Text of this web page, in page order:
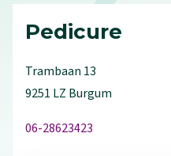
Pedicure
Trambaan 13
9251 LZ Burgum
06-28623423